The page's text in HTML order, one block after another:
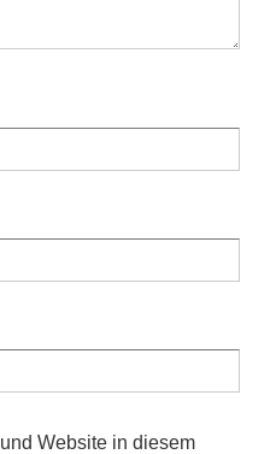
Website in diesem